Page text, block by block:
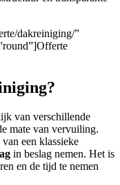
dakreiniging/”
van verschillende
mate van vervuiling.
van een klassieke
in beslag nemen. Het is
en de tijd te nemen